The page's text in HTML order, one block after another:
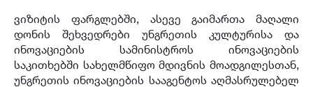
ვიზიტის ფარგლებში, ასევე გაიმართა მაღალი
დონის შეხვედრები უნგრეთის კულტურისა და
ინოვაციების სამინისტროს ინოვაციების
საკითხებში სახელმწიფო მდივნის მოადგილესთან,
უნგრეთის ინოვაციების სააგენტოს აღმასრულებელ